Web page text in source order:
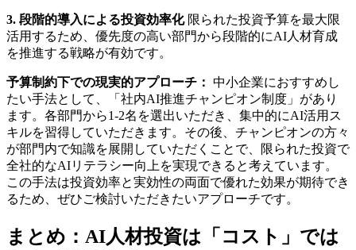
3. 段階的導入による投資効率化限られた投資予算を最大限
活用するため、優先度の高い部門から段階的にAI人材育成
を推進する戦略が有効です。
予算制約下での現実的アプローチ： 中小企業におすすめし
たい手法として、「社内AI推進チャンピオン制度」があり
ます。各部門から1-2名を選出いただき、集中的にAI活用ス
キルを習得していただきます。その後、チャンピオンの方々
が部門内で知識を展開していただくことで、限られた投資で
全社的なAIリテラシー向上を実現できると考えています。
この手法は投資効率と実効性の両面で優れた効果が期待でき
るため、ぜひご検討いただきたいアプローチです。
まとめ：AI人材投資は「コスト」では